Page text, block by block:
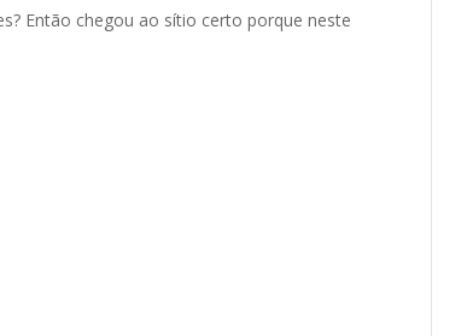
Então chegou ao sítio certo porque neste